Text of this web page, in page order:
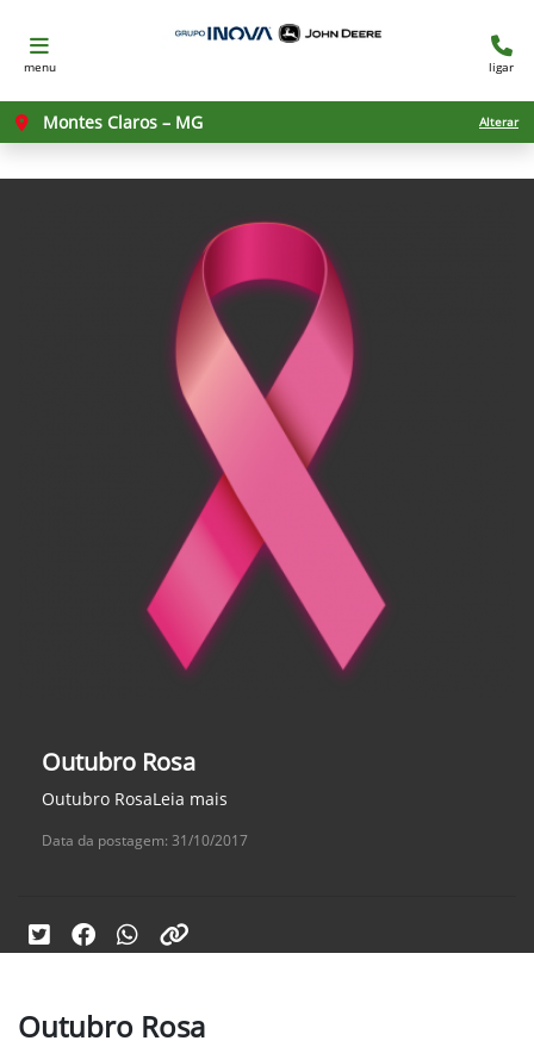
menu ligar
Montes Claros – MG Alterar
Outubro Rosa
Outubro RosaLeia mais
Data da postagem: 31/10/2017
Outubro Rosa